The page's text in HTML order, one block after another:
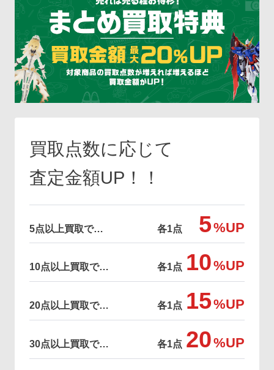
買取点数に応じて
査定金額UP！！
5点以上買取で… 各1点 5%UP
10点以上買取で… 各1点 10%UP
20点以上買取で… 各1点 15%UP
30点以上買取で… 各1点 20%UP